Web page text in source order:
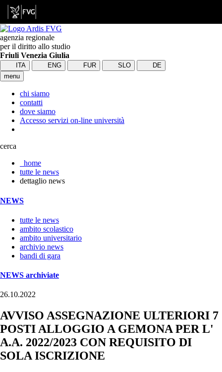
agenzia regionale
per il diritto allo studio
Friuli Venezia Giulia
ITA ENG FUR SLO
DE
menu
chi siamo
contatti
dove siamo
Accesso servizi on-line università
cerca
home
tutte le news
dettaglio news
NEWS
tutte le news
ambito scolastico
ambito universitario
archivio news
bandi di gara
NEWS archiviate
26.10.2022
AVVISO ASSEGNAZIONE ULTERIORI 7
POSTI ALLOGGIO A GEMONA PER L'
A.A. 2022/2023 CON REQUISITO DI
SOLA ISCRIZIONE